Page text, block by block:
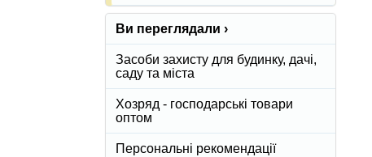
Ви переглядали ›
Засоби захисту для будинку, дачі,
саду та міста
Хозряд - господарські товари
оптом
Персональні рекомендації